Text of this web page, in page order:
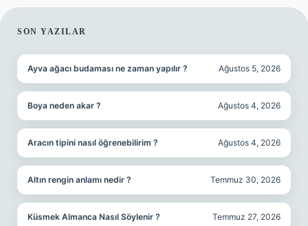
SIDEBAR
SON YAZILAR
Ayva ağacı budaması ne zaman yapılır ? Ağustos 5, 2026
Boya neden akar ? Ağustos 4, 2026
Aracın tipini nasıl öğrenebilirim ? Ağustos 4, 2026
Altın rengin anlamı nedir ? Temmuz 30, 2026
Küsmek Almanca Nasıl Söylenir ? Temmuz 27, 2026